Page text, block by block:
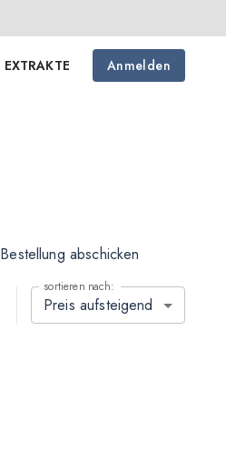
EXTRAKTE Anmelden
Bestellung abschicken
sortieren nach:
Preis aufsteigend